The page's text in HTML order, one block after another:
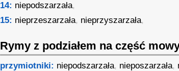
14: niepodszarzała,
15: nieprzeszarzała, nieprzyszarzała,
Rymy z podziałem na część
przymiotniki: niepodszarzała, nieposzarzała,